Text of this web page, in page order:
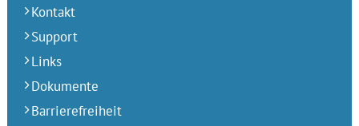
Kontakt
Support
Links
Dokumente
Barrierefreiheit